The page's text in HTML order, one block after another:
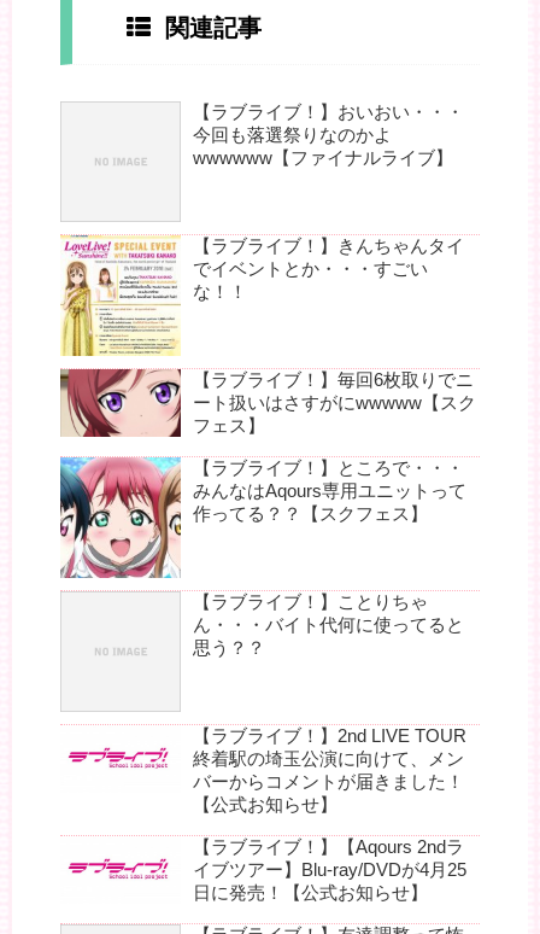
関連記事
【ラブライブ！】おいおい・・・
今回も落選祭りなのかよ
wwwwww【ファイナルライブ】
【ラブライブ！】きんちゃんタイ
でイベントとか・・・すごい
な！！
【ラブライブ！】毎回6枚取りでニ
ート扱いはさすがにwwwww【スク
フェス】
【ラブライブ！】ところで・・・
みんなはAqours専用ユニットって
作ってる？？【スクフェス】
【ラブライブ！】ことりちゃ
ん・・・バイト代何に使ってると
思う？？
【ラブライブ！】2nd LIVE TOUR
終着駅の埼玉公演に向けて、メン
バーからコメントが届きました！
【公式お知らせ】
【ラブライブ！】【Aqours 2ndラ
イブツアー】Blu-ray/DVDが4月25
日に発売！【公式お知らせ】